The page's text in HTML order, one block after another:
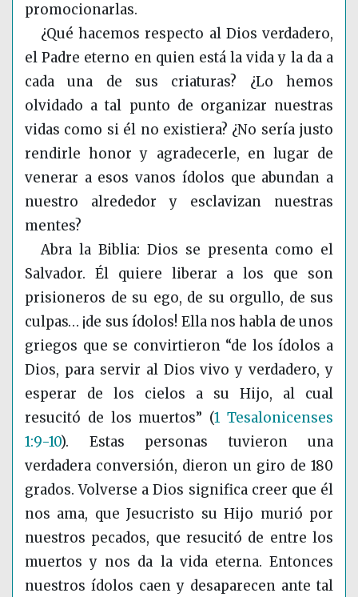
promocionarlas.
¿Qué hacemos respecto al Dios verdadero,
el Padre eterno en quien está la vida y la da a
cada una de sus criaturas? ¿Lo hemos
olvidado a tal punto de organizar nuestras
vidas como si él no existiera? ¿No sería justo
rendirle honor y agradecerle, en lugar de
venerar a esos vanos ídolos que abundan a
nuestro alrededor y esclavizan nuestras
mentes?
Abra la Biblia: Dios se presenta como el
Salvador. Él quiere liberar a los que son
prisioneros de su ego, de su orgullo, de sus
culpas… ¡de sus ídolos! Ella nos habla de unos
griegos que se convirtieron “de los ídolos a
Dios, para servir al Dios vivo y verdadero, y
esperar de los cielos a su Hijo, al cual
resucitó de los muertos” (1 Tesalonicenses
1:9-10). Estas personas tuvieron una
verdadera conversión, dieron un giro de 180
grados. Volverse a Dios significa creer que él
nos ama, que Jesucristo su Hijo murió por
nuestros pecados, que resucitó de entre los
muertos y nos da la vida eterna. Entonces
nuestros ídolos caen y desaparecen ante tal